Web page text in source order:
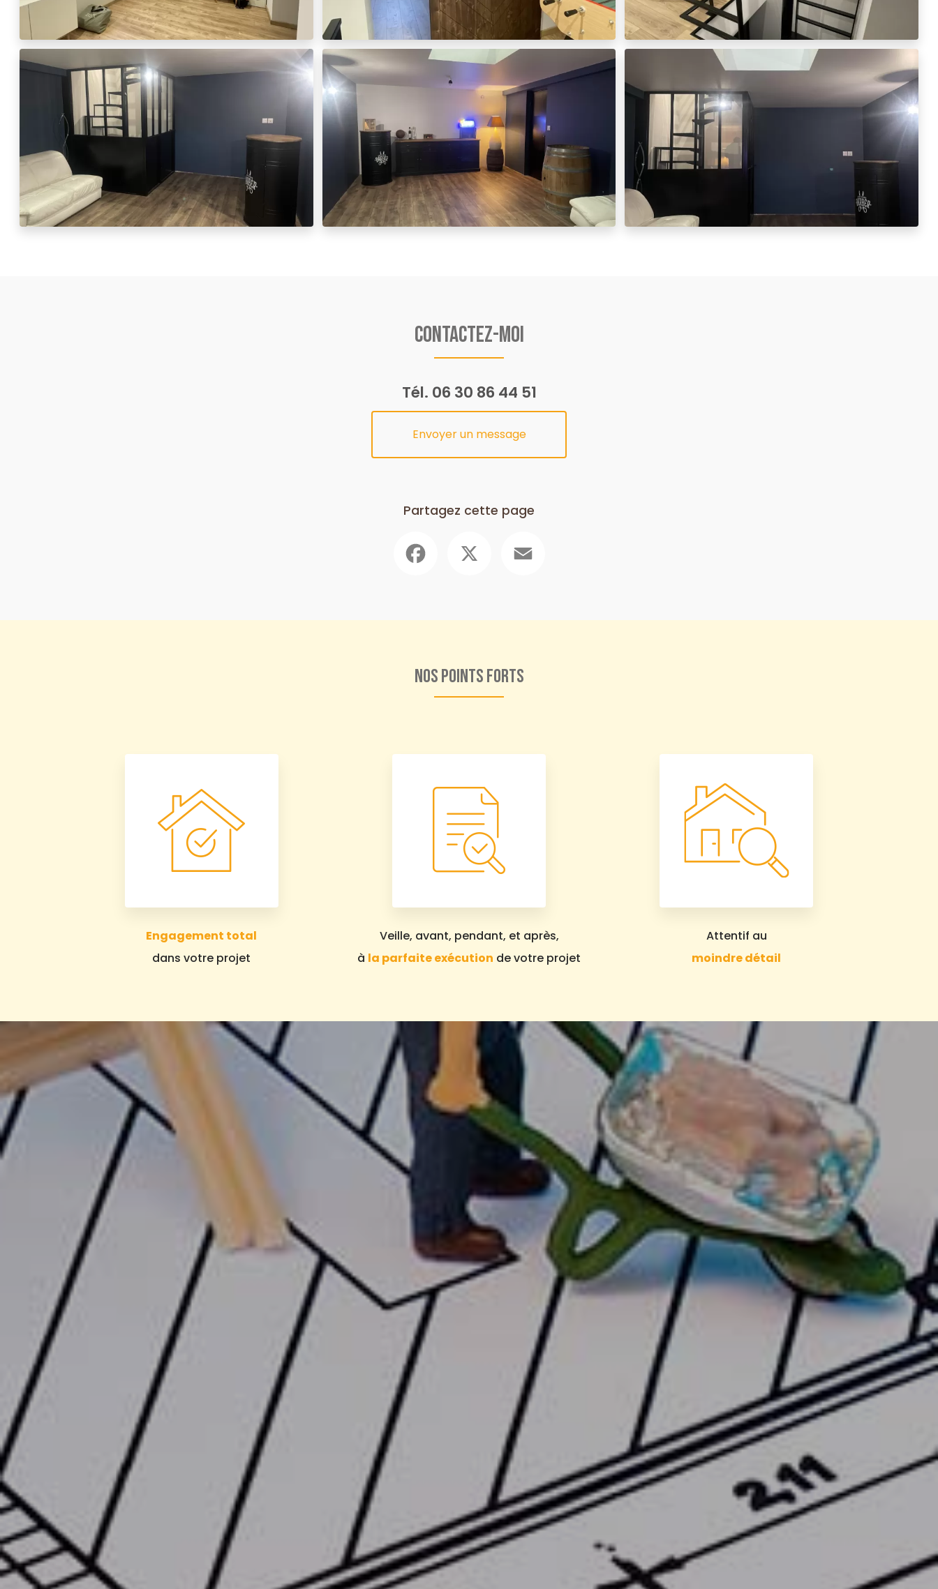
Contactez-moi
Tél. 06 30 86 44 51
Envoyer un message
Partagez cette page
Nos points forts
Engagement total
dans votre projet
Veille, avant, pendant, et après,
à la parfaite exécution de votre projet
Attentif au
moindre détail